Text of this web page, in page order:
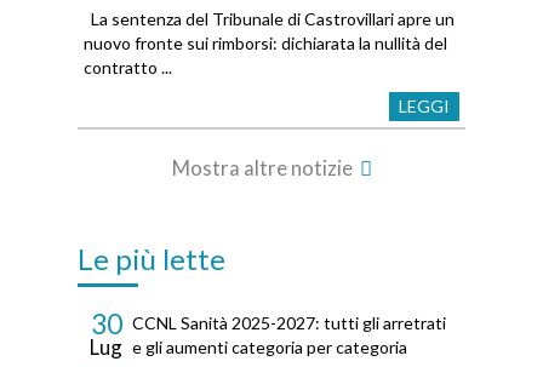
La sentenza del Tribunale di Castrovillari apre un
nuovo fronte sui rimborsi: dichiarata la nullità del
contratto ...
LEGGI
Mostra altre notizie
Le più lette
30
Lug
CCNL Sanità 2025-2027: tutti gli arretrati
e gli aumenti categoria per categoria